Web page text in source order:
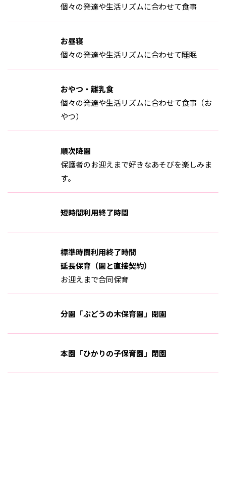
個々の発達や生活リズムに合わせて食事
お昼寝
個々の発達や生活リズムに合わせて睡眠
おやつ・離乳食
個々の発達や生活リズムに合わせて食事（お
やつ）
順次降園
保護者のお迎えまで好きなあそびを楽しみま
す。
短時間利用終了時間
標準時間利用終了時間
延長保育（園と直接契約）
お迎えまで合同保育
分園「ぶどうの木保育園」閉園
本園「ひかりの子保育園」閉園